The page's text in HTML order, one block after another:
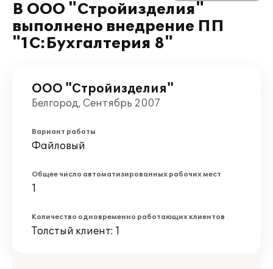
В ООО "Стройизделия"
выполнено внедрение ПП
"1С:Бухгалтерия 8"
ООО "Стройизделия"
Белгород, Сентябрь 2007
Вариант работы
Файловый
Общее число автоматизированных рабочих мест
1
Количество одновременно работающих клиентов
Толстый клиент: 1